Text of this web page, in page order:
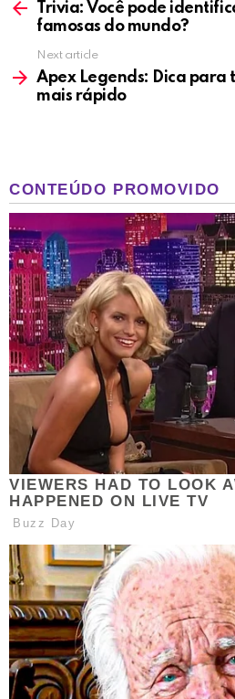
moreTrivia: Você pode
famosas do mundo?
Next article
Apex Legends: Dica para
mais rápido